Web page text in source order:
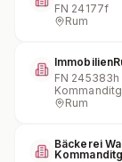
FN 24177f
Rum
FN 245383h
Rum
Bäckerei